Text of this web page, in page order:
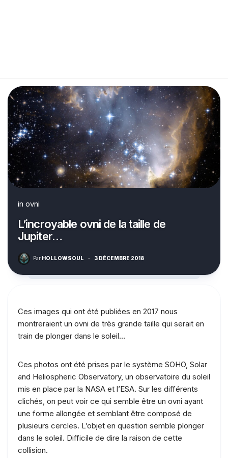
in ovni
L’incroyable ovni de la taille de
Jupiter…
Par HOLLOWSOUL · 3 DÉCEMBRE 2018
Ces images qui ont été publiées en 2017 nous
montreraient un ovni de très grande taille qui serait en
train de plonger dans le soleil…
Ces photos ont été prises par le système SOHO, Solar
and Heliospheric Observatory, un observatoire du soleil
mis en place par la NASA et l’ESA. Sur les différents
clichés, on peut voir ce qui semble être un ovni ayant
une forme allongée et semblant être composé de
plusieurs cercles. L’objet en question semble plonger
dans le soleil. Difficile de dire la raison de cette
collision.